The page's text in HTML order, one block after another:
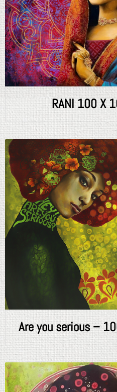
RANI 100 X
Are you serious –